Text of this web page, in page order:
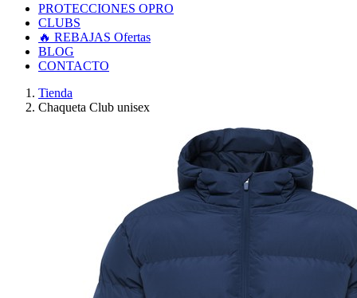
PROTECCIONES OPRO
CLUBS
🔥 REBAJAS Ofertas
BLOG
CONTACTO
Tienda
Chaqueta Club unisex